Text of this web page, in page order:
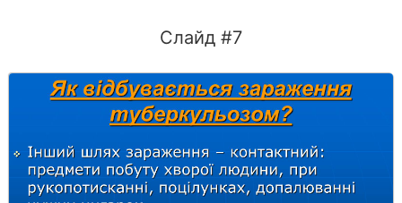
Слайд #7